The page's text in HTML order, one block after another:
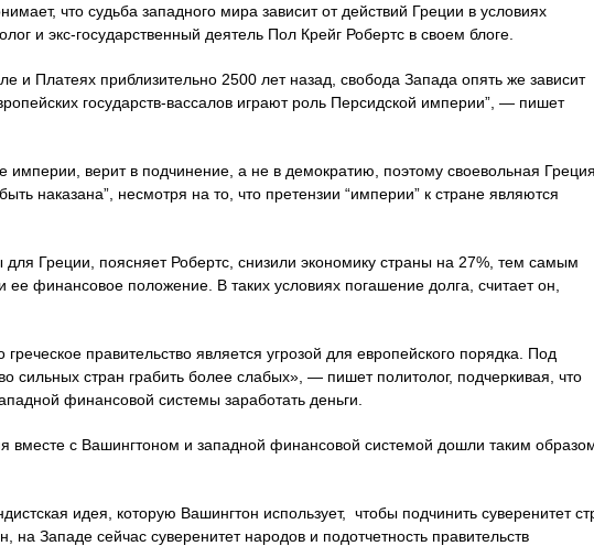
что судьба западного мира зависит от действий Греции в условиях
и экс-государственный деятель Пол Крейг Робертс в своем блоге.
и Платеях приблизительно 2500 лет назад, свобода Запада опять же зависит
государств-вассалов играют роль Персидской империи”, — пишет
империи, верит в подчинение, а не в демократию, поэтому своевольная Греция
наказана”, несмотря на то, что претензии “империи” к стране являются
Греции, поясняет Робертс, снизили экономику страны на 27%, тем самым
финансовое положение. В таких условиях погашение долга, считает он,
правительство является угрозой для европейского порядка. Под
сильных стран грабить более слабых», — пишет политолог, подчеркивая, что
финансовой системы заработать деньги.
с Вашингтоном и западной финансовой системой дошли таким
идея, которую Вашингтон использует, чтобы подчинить суверенитет
Западе сейчас суверенитет народов и подотчетность правительств